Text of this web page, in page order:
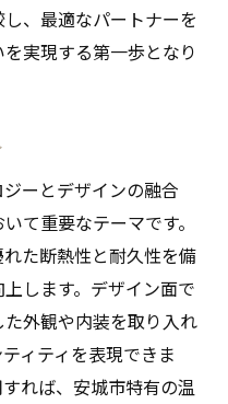
利点
インの融合
ル建築の可能性
インアイデア
基本と応用
知っておくべきこと
解する
法
定方法
、最適なパートナーを
実現する第一歩となり
ーとデザインの融合
て重要なテーマです。
た断熱性と耐久性を備
します。デザイン面で
外観や内装を取り入れ
ィティを表現できま
れば、安城市特有の温